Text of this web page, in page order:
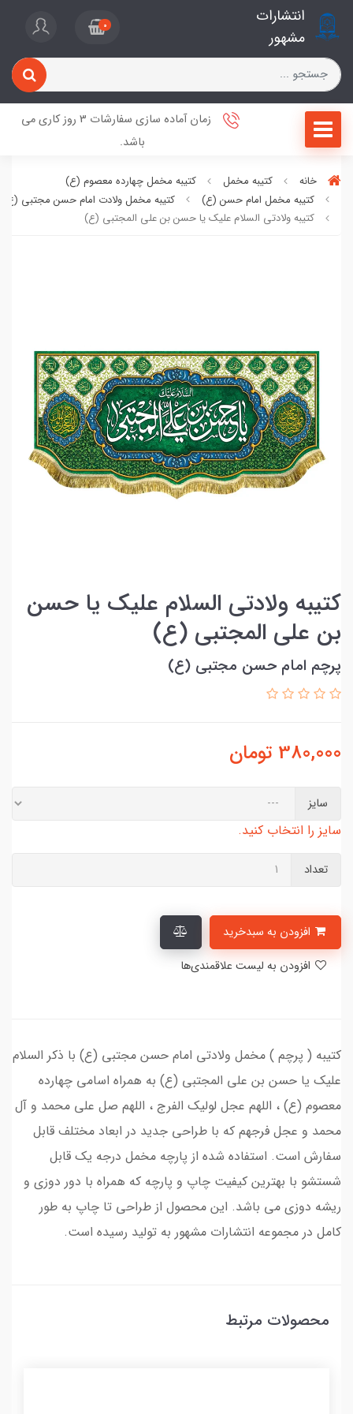
انتشارات
مشهور
0
زمان آماده سازی سفارشات 3 روز کاری می
باشد.
خانه کتیبه مخمل
کتیبه مخمل چهارده معصوم (ع)
کتیبه مخمل امام حسن (ع)
کتیبه مخمل ولادت امام حسن مجتبی (ع)
کتیبه ولادتی السلام علیک یا حسن بن علی المجتبی (ع)
کتیبه ولادتی السلام علیک یا حسن
بن علی المجتبی (ع)
پرچم امام حسن مجتبی (ع)
380,000 تومان
سایز
سایز را انتخاب کنید.
تعداد
کتیبه ( پرچم ) مخمل ولادتی امام حسن مجتبی (ع) با ذکر السلام
علیک یا حسن بن علی المجتبی (ع) به همراه اسامی چهارده
معصوم (ع) ، اللهم عجل لولیک الفرج ، اللهم صل علی محمد و آل
محمد و عجل فرجهم که با طراحی جدید در ابعاد مختلف قابل
سفارش است. استفاده شده از پارچه مخمل درجه یک قابل
شستشو با بهترین کیفیت چاپ و پارچه که همراه با دور دوزی و
ریشه دوزی می باشد. این محصول از طراحی تا چاپ به طور
کامل در مجموعه انتشارات مشهور به تولید رسیده است.
محصولات مرتبط